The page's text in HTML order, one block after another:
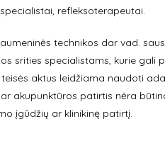
refleksoterapeutai.
technikos dar vad.
srities specialistams, kurie
aktus leidžiama naudoti
akupunktūros patirtis nėra
įgūdžių ar klinikinę patirtį.